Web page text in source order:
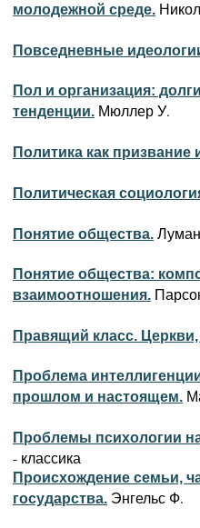
молодежной среде.
Повседневные
Пол и организация:
тенденции. Мюллер У.
Политика как призвание
Политическая
Понятие общества.
Понятие общества:
взаимоотношения.
Правящий класс.
Проблема
прошлом и настоящем.
Проблемы психологии
- классика
Происхождение семьи,
государства. Энгельс Ф.